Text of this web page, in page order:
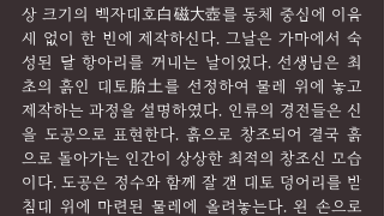
상 크기의 백자대호白磁大壺를 동체 중심에 이음
새 없이 한 번에 제작하신다. 그날은 가마에서 숙
성된 달 항아리를 꺼내는 날이었다. 선생님은 최
초의 흙인 태토胎土를 선정하여 물레 위에 놓고
제작하는 과정을 설명하였다. 인류의 경전들은 신
을 도공으로 표현한다. 흙으로 창조되어 결국 흙
으로 돌아가는 인간이 상상한 최적의 창조신 모습
이다. 도공은 정수와 함께 잘 갠 태토 덩어리를 받
침대 위에 마련된 물레에 올려놓는다. 왼 손으로